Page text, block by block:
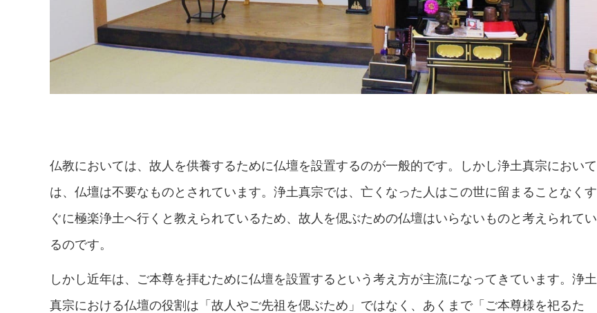
仏教においては、故人を供養するために仏壇を設置するのが一般的です。しかし浄土真宗において
は、仏壇は不要なものとされています。浄土真宗では、亡くなった人はこの世に留まることなくす
ぐに極楽浄土へ行くと教えられているため、故人を偲ぶための仏壇はいらないものと考えられてい
るのです。
しかし近年は、ご本尊を拝むために仏壇を設置するという考え方が主流になってきています。浄土
真宗における仏壇の役割は「故人やご先祖を偲ぶため」ではなく、あくまで「ご本尊様を祀るた